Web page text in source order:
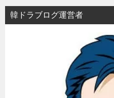
ョ
ン
韓ドラブログ運営者